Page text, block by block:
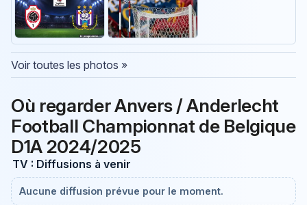
Voir toutes les photos »
Où regarder Anvers / Anderlecht
Football Championnat de Belgique
D1A 2024/2025
TV : Diffusions à venir
Aucune diffusion prévue pour le moment.